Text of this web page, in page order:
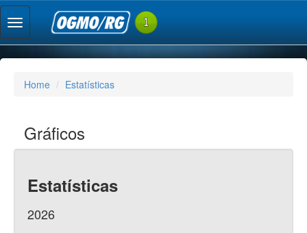
Home Estatísticas
Gráficos
Estatísticas
2026